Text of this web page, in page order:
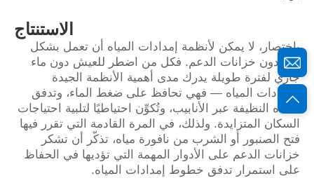
الاستنتاج
باختصار، لا يمكن لأنظمة إمدادات المياه أن تعمل بشكل
جيد دون خزانات الدعم. فكل من اضطر للعيش دون ماء
جاري لفترة طويلة يدرك مدى أهمية الأنظمة الجيدة
لإمدادات المياه — فهي تحافظ على ضغط الماء، وتدفق
المياه النظيفة عبر الأنابيب، وتُكوِّن احتياطيًا لتلبية احتياجات
السكان المتزايدة. ولذلك، في المرة القادمة التي تقرر فيها
فتح الصنبور أو الشرب من نافورة مياه، تذكّر أن تشكر
خزانات الدعم على الأدوار المهمة التي تؤديها في الحفاظ
على استمرار تدفق خطوط إمدادات المياه.